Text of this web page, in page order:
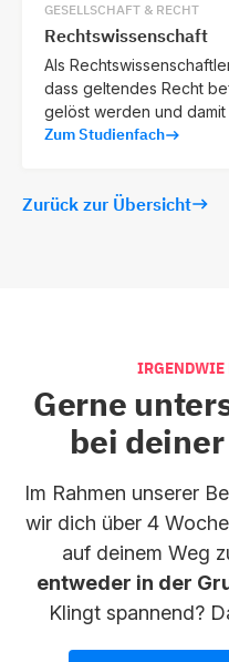
GESELLSCHAFT & RECHT
Rechtswissenschaft
Als
dass geltendes Recht
gelöst werden und
unser gesellschaftliches
Zum Studienfach
Zurück zur Übersicht
IRGENDWIE
Gerne
bei
Im Rahmen unserer
wir dich über 4
auf deinem Weg
entweder in der
Klingt spannend?